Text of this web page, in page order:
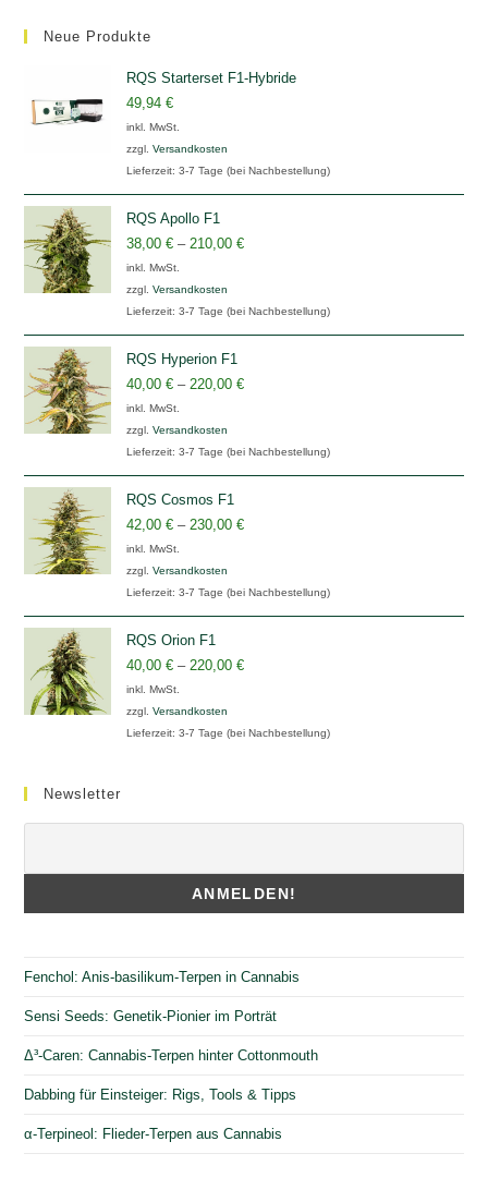
Neue Produkte
RQS Starterset F1-Hybride
49,94€
inkl. MwSt.
zzgl.Versandkosten
Lieferzeit:3-7 Tage (bei Nachbestellung)
RQS Apollo F1
38,00€ – 210,00€
inkl. MwSt.
zzgl.Versandkosten
Lieferzeit:3-7 Tage (bei Nachbestellung)
RQS Hyperion F1
40,00€ – 220,00€
inkl. MwSt.
zzgl.Versandkosten
Lieferzeit:3-7 Tage (bei Nachbestellung)
RQS Cosmos F1
42,00€ – 230,00€
inkl. MwSt.
zzgl.Versandkosten
Lieferzeit:3-7 Tage (bei Nachbestellung)
RQS Orion F1
40,00€ – 220,00€
inkl. MwSt.
zzgl.Versandkosten
Lieferzeit:3-7 Tage (bei Nachbestellung)
Newsletter
Fenchol: Anis-basilikum-Terpen in Cannabis
Sensi Seeds: Genetik-Pionier im Porträt
Δ³-Caren: Cannabis-Terpen hinter Cottonmouth
Dabbing für Einsteiger: Rigs, Tools & Tipps
α-Terpineol: Flieder-Terpen aus Cannabis